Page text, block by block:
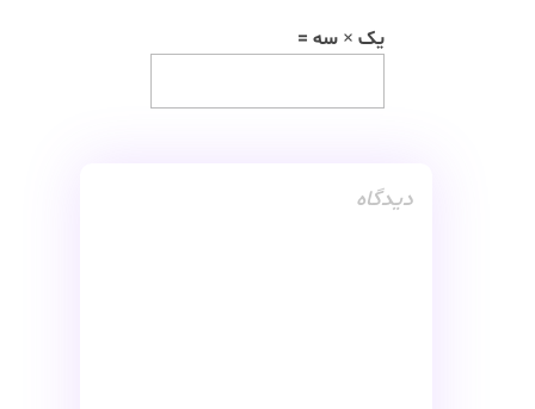
یک × سه =